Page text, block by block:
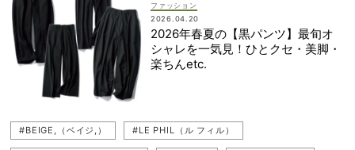
ファッション
2026.04.20
2026年春夏の【黒パンツ】最旬オ
シャレを一気見！ひとクセ・美脚・
楽ちんetc.
#BEIGE,（ベイジ,） #LE PHIL（ル フィル）